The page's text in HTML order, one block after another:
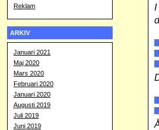
I
Reklam
ARKIV
Januari 2021
Maj 2020
Mars 2020
Februari 2020
Januari 2020
Augusti 2019
Juli 2019
Juni 2019